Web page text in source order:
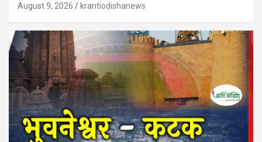
August 9, 2026 krantiodishanews